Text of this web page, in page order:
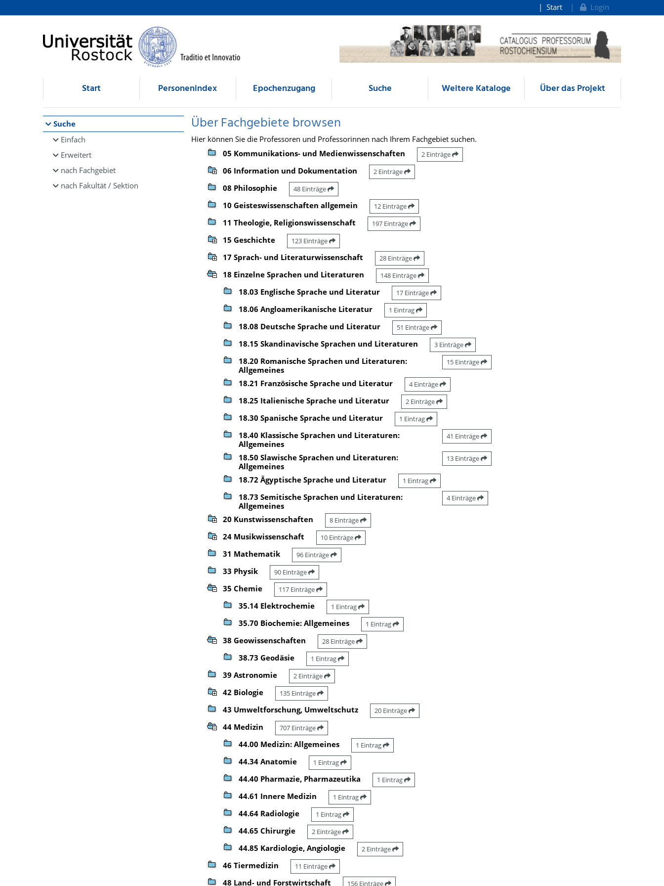
Browsen
direkt zum Inhalt
Start Login
Start Personenindex Epochenzugang Suche Weitere Kataloge Über das Projekt
Suche
Einfach
Erweitert
nach Fachgebiet
nach Fakultät / Sektion
Über Fachgebiete browsen
Hier können Sie die Professoren und Professorinnen nach Ihrem Fachgebiet suchen.
05 Kommunikations- und Medienwissenschaften
2 Einträge
06 Information und Dokumentation 2 Einträge
08 Philosophie 48 Einträge
10 Geisteswissenschaften allgemein 12 Einträge
11 Theologie, Religionswissenschaft 197 Einträge
15 Geschichte 123 Einträge
17 Sprach- und Literaturwissenschaft 28 Einträge
18 Einzelne Sprachen und Literaturen 148 Einträge
18.03 Englische Sprache und Literatur 17 Einträge
18.06 Angloamerikanische Literatur 1 Eintrag
18.08 Deutsche Sprache und Literatur 51 Einträge
18.15 Skandinavische Sprachen und Literaturen 3 Einträge
18.20 Romanische Sprachen und Literaturen:
Allgemeines
15 Einträge
18.21 Französische Sprache und Literatur 4 Einträge
18.25 Italienische Sprache und Literatur 2 Einträge
18.30 Spanische Sprache und Literatur 1 Eintrag
18.40 Klassische Sprachen und Literaturen:
Allgemeines
41 Einträge
18.50 Slawische Sprachen und Literaturen:
Allgemeines
13 Einträge
18.72 Ägyptische Sprache und Literatur 1 Eintrag
18.73 Semitische Sprachen und Literaturen:
Allgemeines
4 Einträge
20 Kunstwissenschaften 8 Einträge
24 Musikwissenschaft 10 Einträge
31 Mathematik 96 Einträge
33 Physik 90 Einträge
35 Chemie 117 Einträge
35.14 Elektrochemie 1 Eintrag
35.70 Biochemie: Allgemeines 1 Eintrag
38 Geowissenschaften 28 Einträge
38.73 Geodäsie 1 Eintrag
39 Astronomie 2 Einträge
42 Biologie 135 Einträge
43 Umweltforschung, Umweltschutz 20 Einträge
44 Medizin 707 Einträge
44.00 Medizin: Allgemeines 1 Eintrag
44.34 Anatomie 1 Eintrag
44.40 Pharmazie, Pharmazeutika 1 Eintrag
44.61 Innere Medizin 1 Eintrag
44.64 Radiologie 1 Eintrag
44.65 Chirurgie 2 Einträge
44.85 Kardiologie, Angiologie 2 Einträge
46 Tiermedizin 11 Einträge
48 Land- und Forstwirtschaft 156 Einträge